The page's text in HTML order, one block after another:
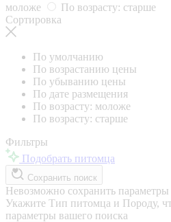
моложе
По возрасту: старше
Сортировка
По умолчанию
По возрастанию цены
По убыванию цены
По дате размещения
По возрасту: моложе
По возрасту: старше
Фильтры
Подобрать питомца
Сохранить поиск
Невозможно сохранить параметры
Укажите Тип питомца и Породу,
параметры вашего поиска